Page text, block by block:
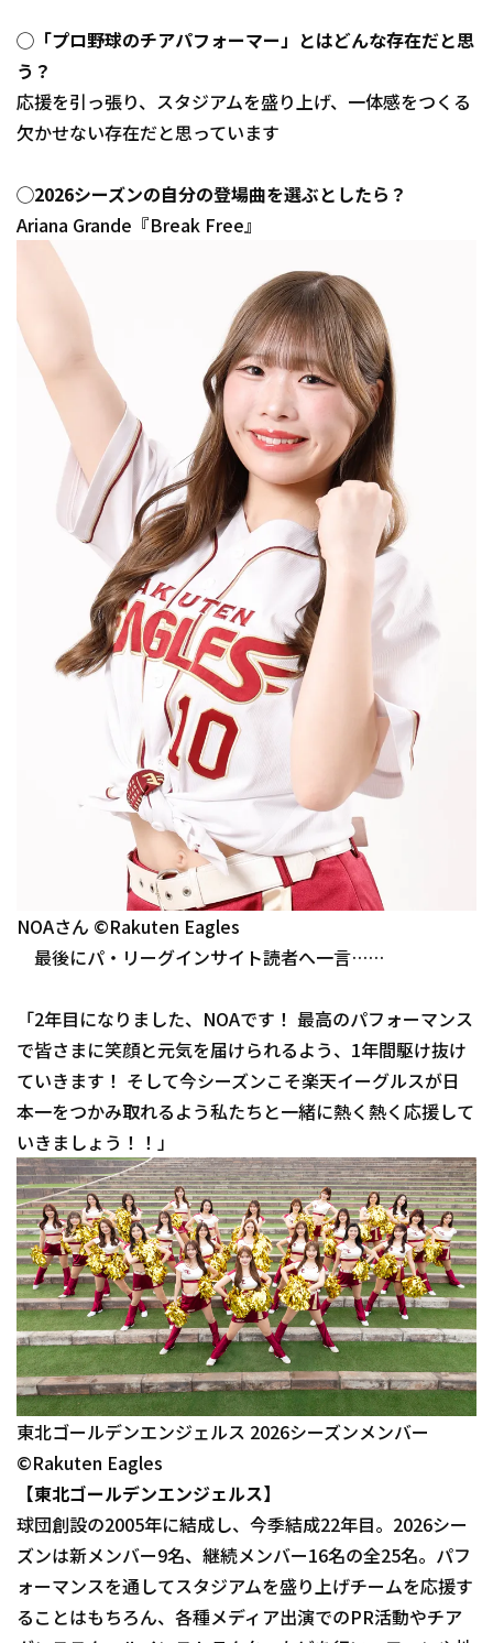
◯「プロ野球のチアパフォーマー」とはどんな存在だと思
う？
応援を引っ張り、スタジアムを盛り上げ、一体感をつくる
欠かせない存在だと思っています
◯2026シーズンの自分の登場曲を選ぶとしたら？
Ariana Grande『Break Free』
NOAさん ©Rakuten Eagles
最後にパ・リーグインサイト読者へ一言……
「2年目になりました、NOAです！ 最高のパフォーマンス
で皆さまに笑顔と元気を届けられるよう、1年間駆け抜け
ていきます！ そして今シーズンこそ楽天イーグルスが日
本一をつかみ取れるよう私たちと一緒に熱く熱く応援して
いきましょう！！」
東北ゴールデンエンジェルス 2026シーズンメンバー
©Rakuten Eagles
【東北ゴールデンエンジェルス】
球団創設の2005年に結成し、今季結成22年目。2026シー
ズンは新メンバー9名、継続メンバー16名の全25名。パフ
ォーマンスを通してスタジアムを盛り上げチームを応援す
ることはもちろん、各種メディア出演でのPR活動やチア